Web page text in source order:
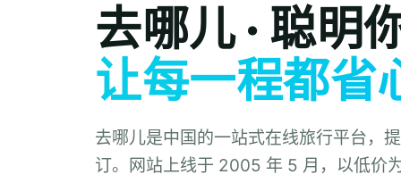
去哪儿 · 聪明
让每一程都省
去哪儿是中国的一站式在线旅行平台，
订。网站上线于 2005 年 5 月，以低价